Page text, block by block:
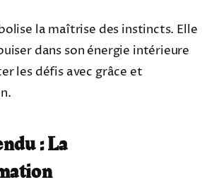
la maîtrise des instincts. Elle
dans son énergie intérieure
les défis avec grâce et
: La